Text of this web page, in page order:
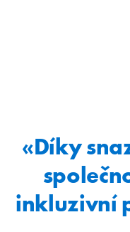
«Díky
inkluzivní